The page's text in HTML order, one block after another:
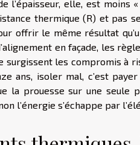
l’épaisseur, elle, est moins
thermique (R) et pas
offrir le même résultat
en façade, les
surgissent les compromis à
ans, isoler mal, c’est
la prouesse sur une
l’énergie s’échappe par